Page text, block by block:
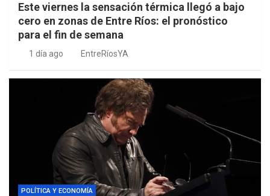
Este viernes la sensación térmica llegó a bajo
cero en zonas de Entre Ríos: el pronóstico
para el fin de semana
1 día ago EntreRíosYA
POLÍTICA Y ECONOMÍA